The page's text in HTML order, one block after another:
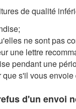
de qualité
ne sont pas
une lettre
pendant une
s'il vous
d'un envoi